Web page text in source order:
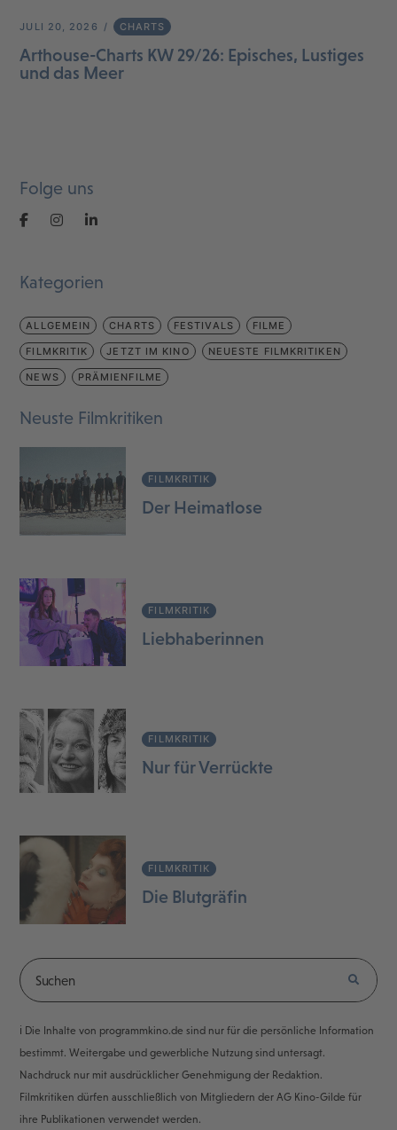
JULI 20, 2026 CHARTS
Arthouse-Charts KW 29/26: Episches, Lustiges
und das Meer
Folge uns
Kategorien
ALLGEMEIN CHARTS FESTIVALS FILME
FILMKRITIK JETZT IM KINO NEUESTE FILMKRITIKEN
NEWS PRÄMIENFILME
Neuste Filmkritiken
FILMKRITIK
Der Heimatlose
FILMKRITIK
Liebhaberinnen
FILMKRITIK
Nur für Verrückte
FILMKRITIK
Die Blutgräfin
ℹ️ Die Inhalte von programmkino.de sind nur für die persönliche Information
bestimmt. Weitergabe und gewerbliche Nutzung sind untersagt.
Nachdruck nur mit ausdrücklicher Genehmigung der Redaktion.
Filmkritiken dürfen ausschließlich von Mitgliedern der AG Kino-Gilde für
ihre Publikationen verwendet werden.